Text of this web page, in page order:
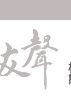
陽明交大人共享